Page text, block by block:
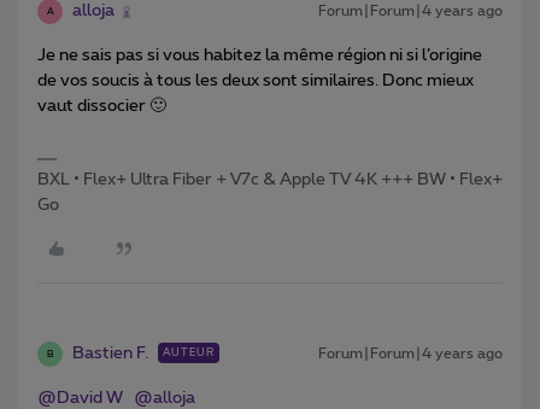
A alloja Forum|Forum|4 years ago
Je ne sais pas si vous habitez la même région ni si l’origine
de vos soucis à tous les deux sont similaires. Donc mieux
vaut dissocier 🙂
BXL • Flex+ Ultra Fiber + V7c & Apple TV 4K +++ BW • Flex+
Go
B Bastien F. AUTEUR Forum|Forum|4 years ago
@David W @alloja